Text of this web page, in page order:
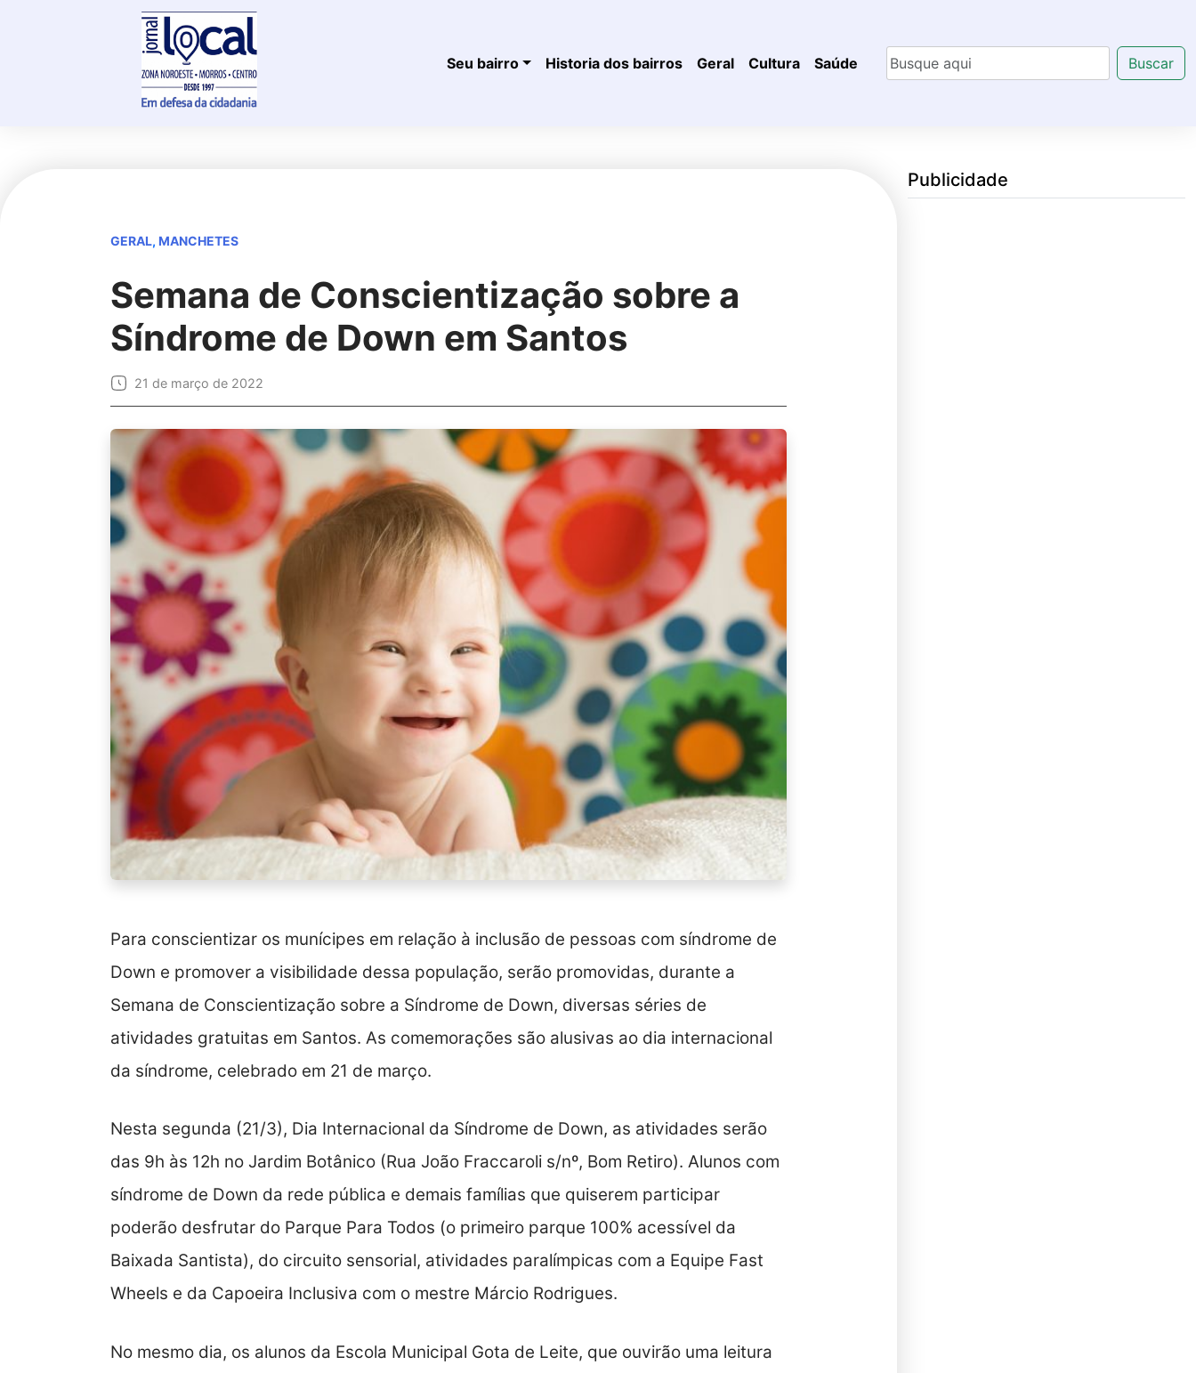
Seu bairro Historia dos bairros Geral Cultura Saúde Buscar
GERAL, MANCHETES
Semana de Conscientização sobre a
Síndrome de Down em Santos
21 de março de 2022
Para conscientizar os munícipes em relação à inclusão de pessoas com síndrome de
Down e promover a visibilidade dessa população, serão promovidas, durante a
Semana de Conscientização sobre a Síndrome de Down, diversas séries de
atividades gratuitas em Santos. As comemorações são alusivas ao dia internacional
da síndrome, celebrado em 21 de março.
Nesta segunda (21/3), Dia Internacional da Síndrome de Down, as atividades serão
das 9h às 12h no Jardim Botânico (Rua João Fraccaroli s/nº, Bom Retiro). Alunos com
síndrome de Down da rede pública e demais famílias que quiserem participar
poderão desfrutar do Parque Para Todos (o primeiro parque 100% acessível da
Baixada Santista), do circuito sensorial, atividades paralímpicas com a Equipe Fast
Wheels e da Capoeira Inclusiva com o mestre Márcio Rodrigues.
No mesmo dia, os alunos da Escola Municipal Gota de Leite, que ouvirão uma leitura
Publicidade